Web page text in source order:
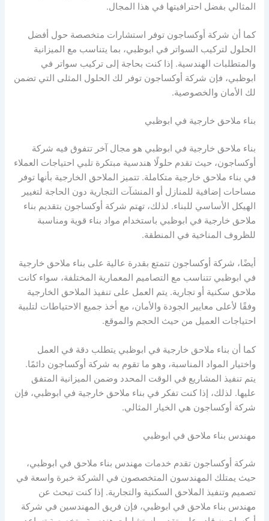
المثالي بفضل احترافيتها في هذا المجال.
كما أن شركة أوكساجون توفر استشارات متخصصة حول أفضل
الحلول لتركيب السواتر في ابوظبي، بما يتناسب مع الميزانية
والمتطلبات الهندسية. إذا كنت بحاجة إلى تركيب سواتر في
ابوظبي، فإن شركة أوكساجون توفر لك الحلول المثلى التي تضمن
لك الأمان والخصوصية.
بناء ملاحق خارجية في ابوظبي
بناء ملاحق خارجية في ابوظبي هو مجال آخر تتفوق فيه شركة
أوكساجون، حيث تقدم حلولًا هندسية مبتكرة تلبي احتياجات العملاء
في بناء ملاحق خارجية متكاملة. تتميز الملاحق الخارجية بأنها توفر
مساحات إضافية للمنازل أو المنشآت التجارية دون الحاجة لتغيير
الهيكل الأساسي للبناء. لذلك، تهتم شركة أوكساجون بتقديم بناء
ملاحق خارجية في ابوظبي باستخدام مواد بناء قوية ومناسبة
للظروف المناخية في المنطقة.
أيضًا، شركة أوكساجون تتمتع بقدرة عالية على بناء ملاحق خارجية
في ابوظبي تتناسب مع التصاميم المعمارية المختلفة، سواء كانت
ملاحق سكنية أو تجارية. يتم العمل على تنفيذ الملاحق الخارجية
وفقًا لأعلى معايير الجودة والأمان، مع أخذ جميع الاحتياطات لتلبية
احتياجات العميل من حيث الحجم والموقع.
كما أن بناء ملاحق خارجية في ابوظبي يتطلب دقة في العمل
واختيار المواد المناسبة، وهو ما تقوم به شركة أوكساجون دائمًا.
يتم تنفيذ المشاريع في الوقت المحدد وضمن الميزانية المتفق
عليها. لذلك، إذا كنت تفكر في بناء ملاحق خارجية في ابوظبي، فإن
شركة أوكساجون هي الخيار المثالي.
مهندس بناء ملاحق في ابوظبي
شركة أوكساجون تقدم خدمات مهندس بناء ملاحق في ابوظبي،
حيث يمتلك المهندسون المتخصصون في الشركة خبرة واسعة في
تصميم وتنفيذ الملاحق السكنية والتجارية. إذا كنت تبحث عن
مهندس بناء ملاحق في ابوظبي، فإن فريق المهندسين في شركة